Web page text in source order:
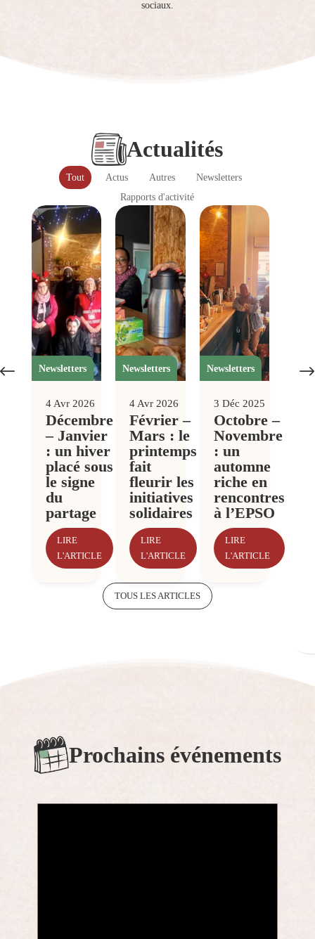
sociaux.
Actualités
Actus Autres
Newsletters
Rapports d'activité
Newsletters
4 Avr 2026
Décembre
– Janvier
: un hiver
placé sous
le signe
du
partage
LIRE
L'ARTICLE
Newsletters
4 Avr 2026
Février –
Mars : le
printemps
fait
fleurir les
initiatives
solidaires
LIRE
L'ARTICLE
Newsletters
3 Déc 2025
Octobre –
Novembre
: un
automne
riche en
rencontres
à l’EPSO
LIRE
L'ARTICLE
TOUS LES ARTICLES
Prochains événements